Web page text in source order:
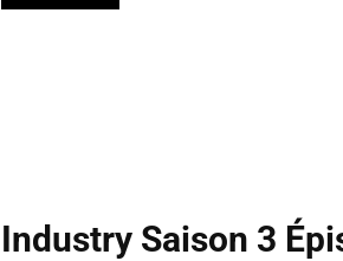
Industry Saison 3